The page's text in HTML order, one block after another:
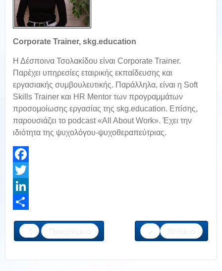
Corporate Trainer, skg.education
Η Δέσποινα Τσολακίδου είναι Corporate Trainer.
Παρέχει υπηρεσίες εταιρικής εκπαίδευσης και
εργασιακής συμβουλευτικής. Παράλληλα, είναι η Soft
Skills Trainer και HR Mentor των προγραμμάτων
προσομοίωσης εργασίας της skg.education. Επίσης,
παρουσιάζει το podcast «All About Work». Έχει την
ιδιότητα της ψυχολόγου-ψυχοθεραπεύτριας.
Facebook
Twitter
LinkedIn
Προηγούμενο
Επόμενο